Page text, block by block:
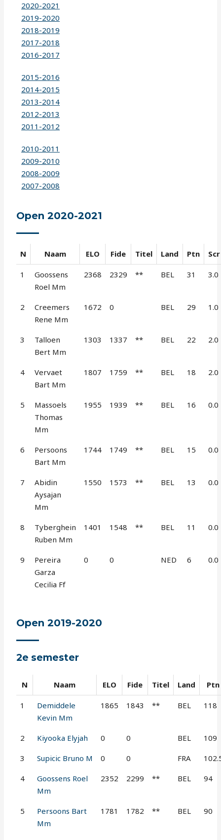
2020-2021
2019-2020
2018-2019
2017-2018
2016-2017
2015-2016
2014-2015
2013-2014
2012-2013
2011-2012
2010-2011
2009-2010
2008-2009
2007-2008
Open 2020-2021
N Naam ELO Fide Titel Land Ptn Scr
1
Goossens
Roel Mm
2368 2329 ** BEL 31 3.0
2
Creemers
Rene Mm
1672 0 BEL 29 1.0
3
Talloen
Bert Mm
1303 1337 ** BEL 22 2.0
4
Vervaet
Bart Mm
1807 1759 ** BEL 18 2.0
5
Massoels
Thomas
Mm
1955 1939 ** BEL 16 0.0
6
Persoons
Bart Mm
1744 1749 ** BEL 15 0.0
7
Abidin
Aysajan
Mm
1550 1573 ** BEL 13 0.0
8
Tyberghein
Ruben Mm
1401 1548 ** BEL 11 0.0
9
Pereira
Garza
Cecilia Ff
0 0 NED 6 0.0
Open 2019-2020
2e semester
N Naam ELO Fide Titel Land Ptn
1
Demiddele
Kevin Mm
1865 1843 ** BEL 118
2 Kiyooka Elyjah 0 0 BEL 109
3 Supicic Bruno M 0 0 FRA
4
Goossens Roel
Mm
2352 2299 ** BEL 94
5
Persoons Bart
Mm
1781 1782 ** BEL 90